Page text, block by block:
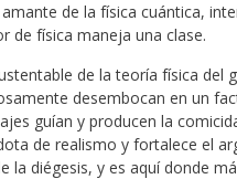
de la física cuántica,
de física maneja una clase.
de la teoría física del
desembocan en un
guían y producen la
de realismo y fortalece el
la diégesis, y es aquí donde